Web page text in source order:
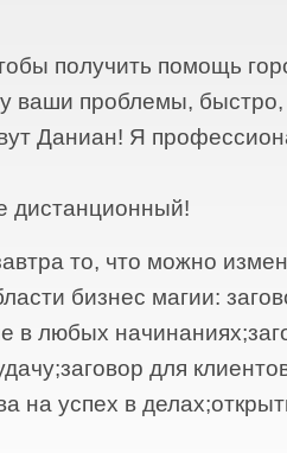
получить помощь
ваши проблемы, быстро,
Даниан! Я
дистанционный!
то, что можно
бизнес магии:
в любых
для
на успех в